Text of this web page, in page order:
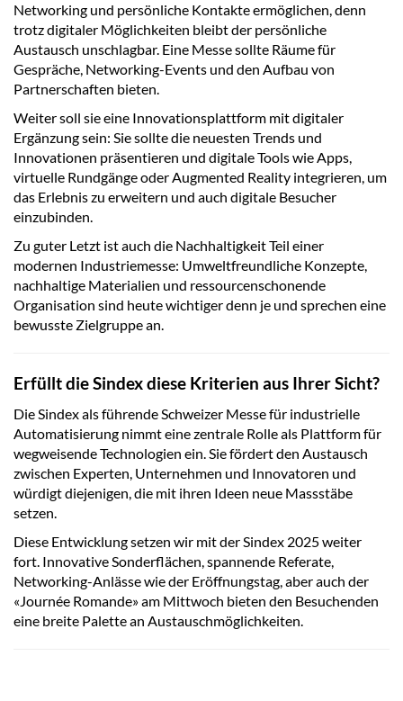
Networking und persönliche Kontakte ermöglichen, denn
trotz digitaler Möglichkeiten bleibt der persönliche
Austausch unschlagbar. Eine Messe sollte Räume für
Gespräche, Networking-Events und den Aufbau von
Partnerschaften bieten.
Weiter soll sie eine Innovationsplattform mit digitaler
Ergänzung sein: Sie sollte die neuesten Trends und
Innovationen präsentieren und digitale Tools wie Apps,
virtuelle Rundgänge oder Augmented Reality integrieren, um
das Erlebnis zu erweitern und auch digitale Besucher
einzubinden.
Zu guter Letzt ist auch die Nachhaltigkeit Teil einer
modernen Industriemesse: Umweltfreundliche Konzepte,
nachhaltige Materialien und ressourcenschonende
Organisation sind heute wichtiger denn je und sprechen eine
bewusste Zielgruppe an.
Erfüllt die Sindex diese Kriterien aus Ihrer Sicht?
Die Sindex als führende Schweizer Messe für industrielle
Automatisierung nimmt eine zentrale Rolle als Plattform für
wegweisende Technologien ein. Sie fördert den Austausch
zwischen Experten, Unternehmen und Innovatoren und
würdigt diejenigen, die mit ihren Ideen neue Massstäbe
setzen.
Diese Entwicklung setzen wir mit der Sindex 2025 weiter
fort. Innovative Sonderflächen, spannende Referate,
Networking-Anlässe wie der Eröffnungstag, aber auch der
«Journée Romande» am Mittwoch bieten den Besuchenden
eine breite Palette an Austauschmöglichkeiten.